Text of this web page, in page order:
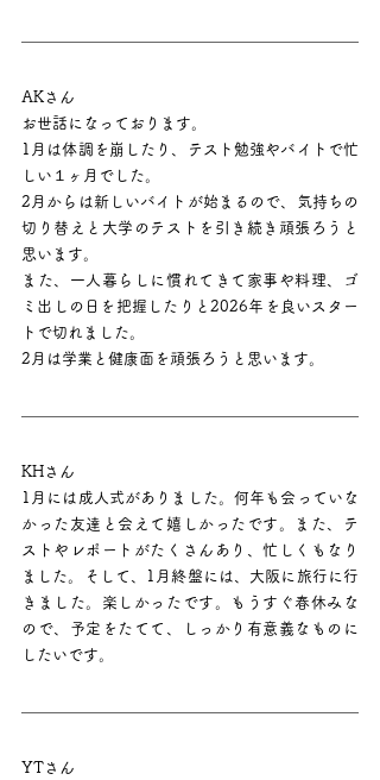
AKさん
お世話になっております。
1月は体調を崩したり、テスト勉強やバイトで忙
しい１ヶ月でした。
2月からは新しいバイトが始まるので、気持ちの
切り替えと大学のテストを引き続き頑張ろうと
思います。
また、一人暮らしに慣れてきて家事や料理、ゴ
ミ出しの日を把握したりと2026年を良いスター
トで切れました。
2月は学業と健康面を頑張ろうと思います。
KHさん
1月には成人式がありました。何年も会っていな
かった友達と会えて嬉しかったです。また、テ
ストやレポートがたくさんあり、忙しくもなり
ました。そして、1月終盤には、大阪に旅行に行
きました。楽しかったです。もうすぐ春休みな
ので、予定をたてて、しっかり有意義なものに
したいです。
YTさん